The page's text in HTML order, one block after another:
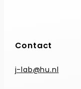
Contact
j-lab@hu.nl